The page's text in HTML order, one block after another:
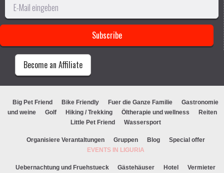
Become an Affiliate
Big Pet Friend Bike Friendly Fuer die Ganze Familie
Gastronomie
und weine
Golf Hiking / Trekking Öltherapie und wellness
Reiten
Little Pet Friend
Wassersport
Organisiere Verantaltungen Gruppen Blog
Special offer
EVENTS IN LIGURIA
Uebernachtung und Fruehstueck Gästehäuser Hotel Vermieter